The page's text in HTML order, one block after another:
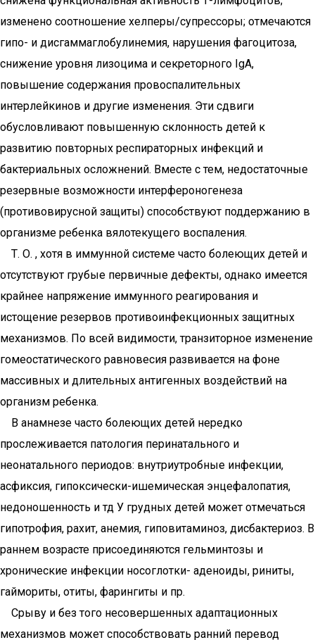
изменено соотношение хелперы/супрессоры; отмечаются
гипо- и дисгаммаглобулинемия, нарушения фагоцитоза,
снижение уровня лизоцима и секреторного IgА,
повышение содержания провоспалительных
интерлейкинов и другие изменения. Эти сдвиги
обусловливают повышенную склонность детей к
развитию повторных респираторных инфекций и
бактериальных осложнений. Вместе с тем, недостаточные
резервные возможности интерфероногенеза
(противовирусной защиты) способствуют поддержанию в
организме ребенка вялотекущего воспаления.
Т. О. , хотя в иммунной системе часто болеющих детей и
отсутствуют грубые первичные дефекты, однако имеется
крайнее напряжение иммунного реагирования и
истощение резервов противоинфекционных защитных
механизмов. По всей видимости, транзиторное изменение
гомеостатического равновесия развивается на фоне
массивных и длительных антигенных воздействий на
организм ребенка.
В анамнезе часто болеющих детей нередко
прослеживается патология перинатального и
неонатального периодов: внутриутробные инфекции,
асфиксия, гипоксически-ишемическая энцефалопатия,
недоношенность и тд У грудных детей может отмечаться
гипотрофия, рахит, анемия, гиповитаминоз, дисбактериоз. В
раннем возрасте присоединяются гельминтозы и
хронические инфекции носоглотки- аденоиды, риниты,
гаймориты, отиты, фарингиты и пр.
Срыву и без того несовершенных адаптационных
механизмов может способствовать ранний перевод